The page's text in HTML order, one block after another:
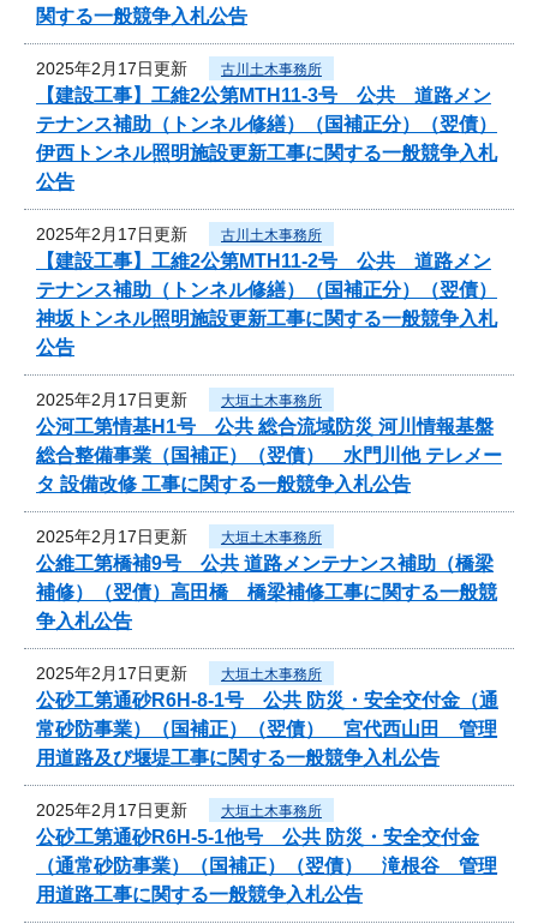
関する一般競争入札公告
2025年2月17日更新 古川土木事務所
【建設工事】工維2公第MTH11-3号 公共 道路メン
テナンス補助（トンネル修繕）（国補正分）（翌債）
伊西トンネル照明施設更新工事に関する一般競争入札
公告
2025年2月17日更新 古川土木事務所
【建設工事】工維2公第MTH11-2号 公共 道路メン
テナンス補助（トンネル修繕）（国補正分）（翌債）
神坂トンネル照明施設更新工事に関する一般競争入札
公告
2025年2月17日更新 大垣土木事務所
公河工第情基H1号 公共 総合流域防災 河川情報基盤
総合整備事業（国補正）（翌債） 水門川他 テレメー
タ 設備改修 工事に関する一般競争入札公告
2025年2月17日更新 大垣土木事務所
公維工第橋補9号 公共 道路メンテナンス補助（橋梁
補修）（翌債）高田橋 橋梁補修工事に関する一般競
争入札公告
2025年2月17日更新 大垣土木事務所
公砂工第通砂R6H-8-1号 公共 防災・安全交付金（通
常砂防事業）（国補正）（翌債） 宮代西山田 管理
用道路及び堰堤工事に関する一般競争入札公告
2025年2月17日更新 大垣土木事務所
公砂工第通砂R6H-5-1他号 公共 防災・安全交付金
（通常砂防事業）（国補正）（翌債） 滝根谷 管理
用道路工事に関する一般競争入札公告